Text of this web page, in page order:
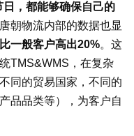
日，都能够确保自己的
朝物流内部的数据也显
一般客户高出20%。这
TMS&WMS，在复杂
同的贸易国家，不同的
品品类等），为客户自